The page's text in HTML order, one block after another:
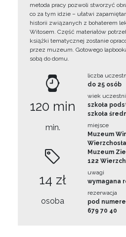
metoda pracy pozwoli stworzyć
co za tym idzie – ułatwi
historii związanych z bohaterem
Witosem. Część materiałów
książki tematycznej zostanie
przez muzeum. Gotowego
sobą do domu.
120 min
min.
14 zł
osoba
liczba
do 25 osób
wiek
szkoła
szkoła
miejsce
Muzeum
Muzeum
122
uwagi
wymagana
rezerwacja
pod
679 70 40